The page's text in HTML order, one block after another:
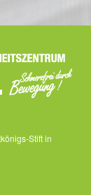
Stift in